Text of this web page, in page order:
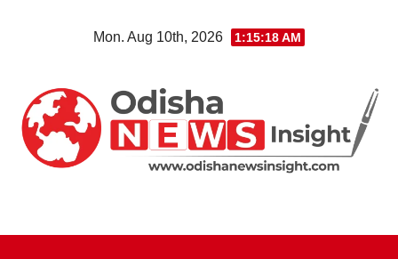
Mon. Aug 10th, 2026 1:15:20 AM